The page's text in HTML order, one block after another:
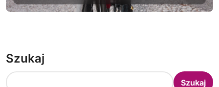
Szukaj
Szukaj